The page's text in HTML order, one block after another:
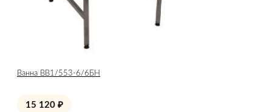
Ванна ВВ1/553-6/6БН
15 120 ₽